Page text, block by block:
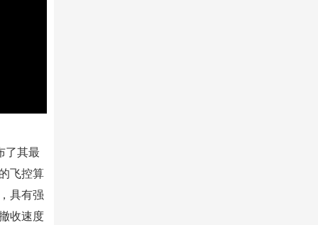
了其最
飞控算
具有强
收速度